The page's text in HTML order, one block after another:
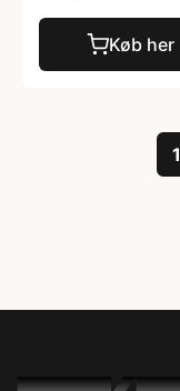
Køb her
1